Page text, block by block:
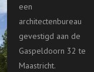
een
architectenbureau
gevestigd aan de
Gaspeldoorn 32 te
Maastricht.